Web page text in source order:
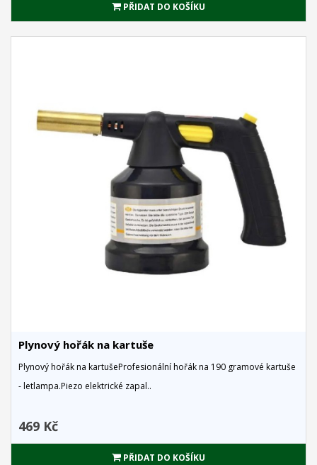
PŘIDAT DO KOŠÍKU
Plynový hořák na kartuše
Plynový hořák na kartušeProfesionální hořák na 190 gramové kartuše
- letlampa.Piezo elektrické zapal..
469 Kč
PŘIDAT DO KOŠÍKU